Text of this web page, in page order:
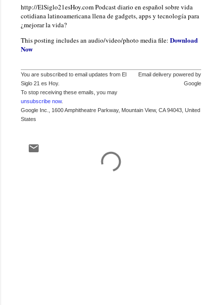
http://ElSiglo21esHoy.com Podcast diario en español sobre vida
cotidiana latinoamericana llena de gadgets, apps y tecnología para
¿mejorar la vida?
This posting includes an audio/video/photo media file: Download
Now
You are subscribed to email updates from El
Siglo 21 es Hoy.
To stop receiving these emails, you may
unsubscribe now.
Email delivery powered by
Google
Google Inc., 1600 Amphitheatre Parkway, Mountain View, CA 94043, United
States